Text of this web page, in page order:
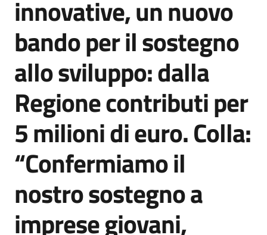
Agenzia
di
informazione
e
comunicazione
Seguici
innovative, un nuovo
bando per il sostegno
allo sviluppo: dalla
Regione contributi per
5 milioni di euro. Colla:
“Confermiamo il
nostro sostegno a
imprese giovani,